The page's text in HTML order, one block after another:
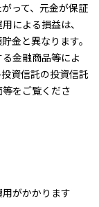
って、元金が保証
による損益は、
金と異なります。
金融商品等によ
資信託の投資信託
をご覧くださ
がかかります